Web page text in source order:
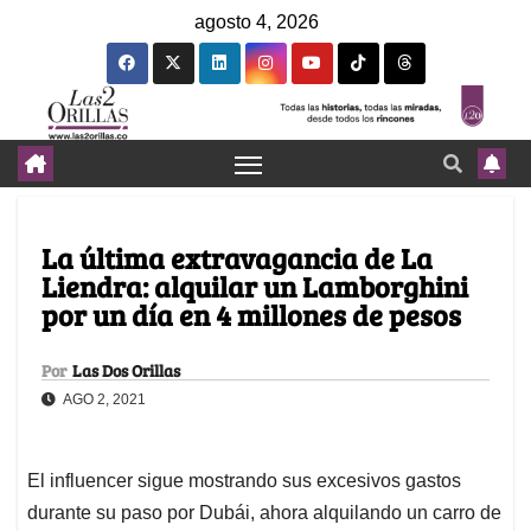
agosto 4, 2026
La última extravagancia de La
Liendra: alquilar un Lamborghini
por un día en 4 millones de pesos
Por Las Dos Orillas
AGO 2, 2021
El influencer sigue mostrando sus excesivos gastos
durante su paso por Dubái, ahora alquilando un carro de